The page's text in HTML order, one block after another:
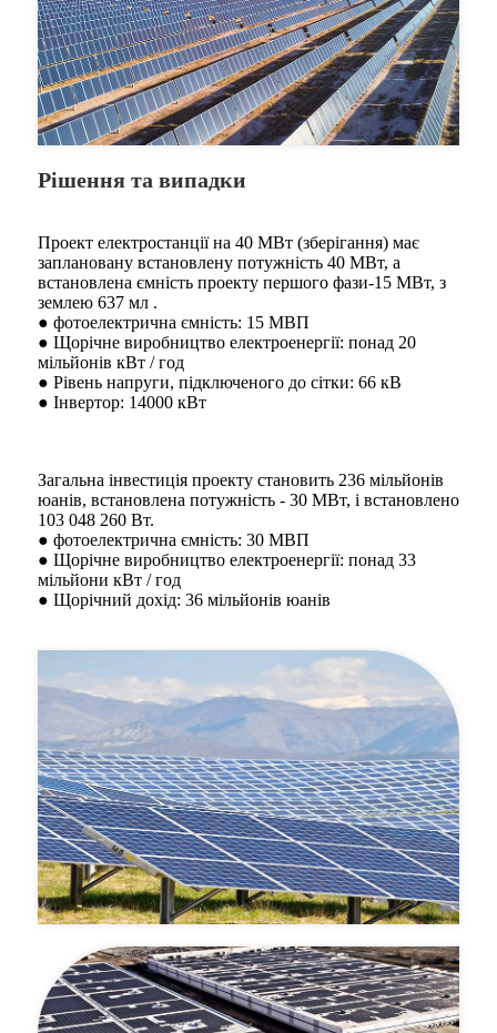
Рішення та випадки
Проект електростанції на 40 МВт (зберігання) має
заплановану встановлену потужність 40 МВт, а
встановлена ​​ємність проекту першого фази-15 МВт, з
землею 637 мл .
● фотоелектрична ємність: 15 МВП
● Щорічне виробництво електроенергії: понад 20
мільйонів кВт / год
● Рівень напруги, підключеного до сітки: 66 кВ
● Інвертор: 14000 кВт
Загальна інвестиція проекту становить 236 мільйонів
юанів, встановлена ​​потужність - 30 МВт, і встановлено
103 048 260 Вт.
● фотоелектрична ємність: 30 МВП
● Щорічне виробництво електроенергії: понад 33
мільйони кВт / год
● Щорічний дохід: 36 мільйонів юанів